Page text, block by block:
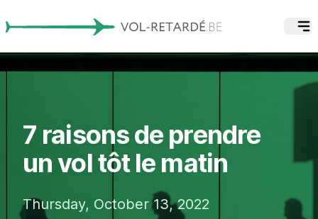
7 raisons de prendre
un vol tôt le matin
Thursday, October 13, 2022